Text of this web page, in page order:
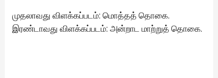
முதலாவது விளக்கப்படம்: மொத்தத் தொகை.
இரண்டாவது விளக்கப்படம்: அன்றாட மாற்றுத் தொகை.